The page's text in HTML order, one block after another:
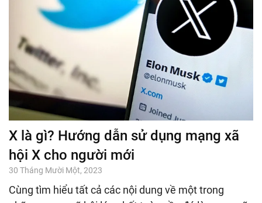
X là gì? Hướng dẫn sử dụng mạng xã
hội X cho người mới
30 Tháng Mười Một, 2023
Cùng tìm hiểu tất cả các nội dung về một trong